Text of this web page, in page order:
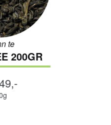
te
200GR